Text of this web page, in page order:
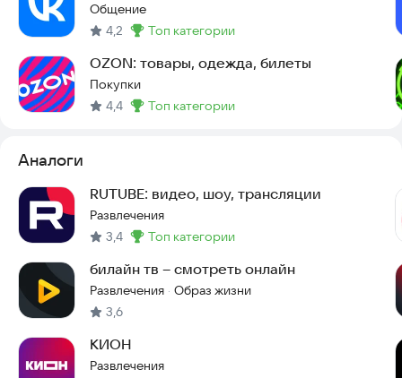
Условия использования:
Политика конфиденциальности:
https://vkvideo.ru/legal/privacy
Поддержка: https://vk.com/support?
act=home_vk_video&source=rustore_video
Общение
4,2
Метка:
топ категории
OZON: товары, одежда, билеты
Покупки
4,4
Метка:
топ категории
Аналоги
RUTUBE: видео, шоу, трансляции
Развлечения
3,4
Метка:
топ категории
билайн тв – смотреть онлайн
Развлечения · Образ жизни
3,6
КИОН
Развлечения